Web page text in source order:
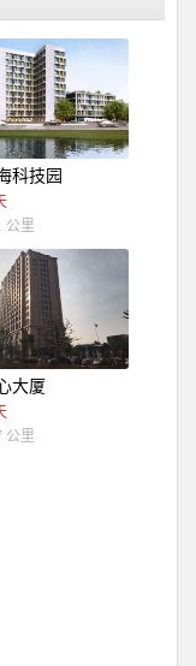
科技园
公里
大厦
公里